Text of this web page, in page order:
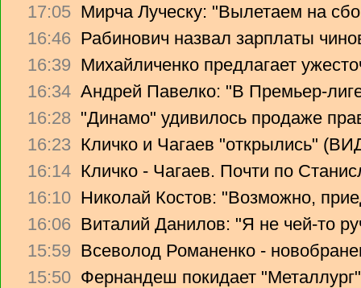
17:05 Мирча Луческу: "Вылетаем на
16:46 Рабинович назвал зарплаты
16:39 Михайличенко предлагает
16:34 Андрей Павелко: "В Премьер-
16:28 "Динамо" удивилось продаже
16:23 Кличко и Чагаев "открылись"
16:14 Кличко - Чагаев. Почти по
16:10 Николай Костов: "Возможно,
16:06 Виталий Данилов: "Я не чей-то
15:59 Всеволод Романенко -
15:50 Фернандеш покидает "Металлург"